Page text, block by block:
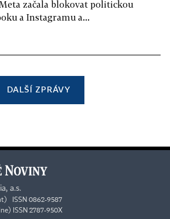
začala blokovat politickou
a Instagramu a...
DALŠÍ ZPRÁVY
a.s.
ISSN 0862-9587
ISSN 2787-950X